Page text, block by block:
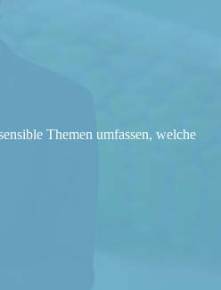
Themen umfassen, welche